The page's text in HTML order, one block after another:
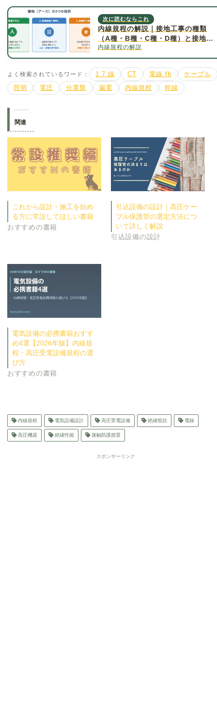
次に読むならこれ
内線規程の解説｜接地工事の種類
（A種・B種・C種・D種）と接地抵
抗値について詳しく解説
内線規程の解説
よく検索されているワード： 1 7 線 CT 電線 fb
ケーブル
照明
電圧 分電盤 漏電 内線規程 幹線
関連
これから設計・施工を始め
る方に常設してほしい書籍
おすすめの書籍
引込設備の設計｜高圧ケー
ブル保護管の選定方法につ
いて詳しく解説
引込設備の設計
電気設備の必携書籍おすす
め4選【2026年版】内線規
程・高圧受電設備規程の選
び方
おすすめの書籍
内線規程 電気設備設計 高圧受電設備 絶縁抵抗 電線
高圧機器 絶縁性能 接触防護措置
スポンサーリンク